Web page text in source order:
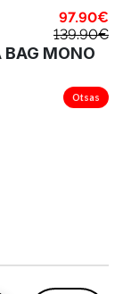
97.90€
139.90€
MONO
Otsas